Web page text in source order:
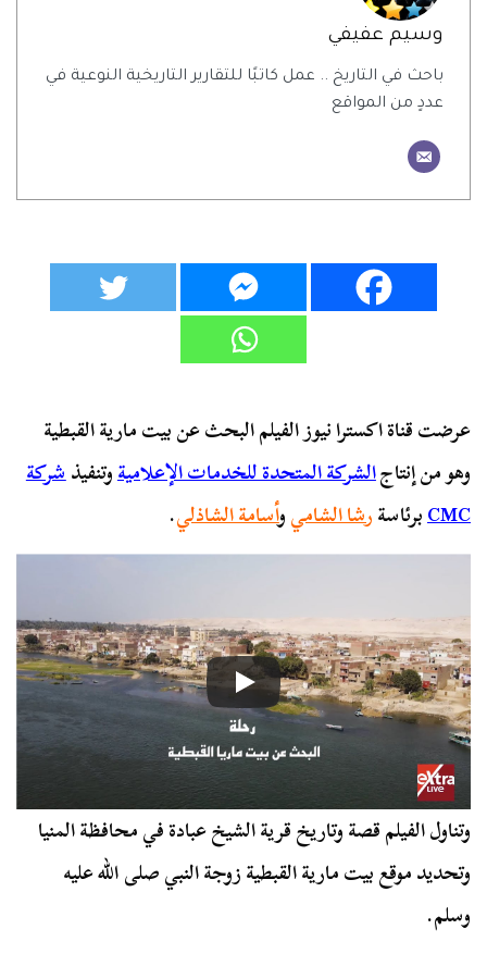
وسيم عفيفي
باحث في التاريخ .. عمل كاتبًا للتقارير التاريخية النوعية في
عددٍ من المواقع
عرضت قناة اكسترا نيوز الفيلم البحث عن بيت مارية القبطية
وهو من إنتاجالشركة المتحدة للخدمات الإعلاميةوتنفيذشركة
CMCبرئاسةرشا الشاميوأسامة الشاذلي.
وتناول الفيلم قصة وتاريخ قرية الشيخ عبادة في محافظة المنيا
وتحديد موقع بيت مارية القبطية زوجة النبي صلى الله عليه
وسلم.